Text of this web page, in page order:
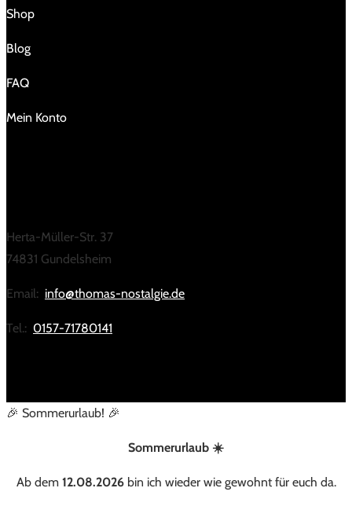
Shop
Blog
FAQ
Mein Konto
Herta-Müller-Str. 37
74831 Gundelsheim
Email: info@thomas-nostalgie.de
Tel.: 0157-71780141
🎉 Sommerurlaub! 🎉
Sommerurlaub ☀️
Ab dem 12.08.2026bin ich wieder wie gewohnt für euch da.